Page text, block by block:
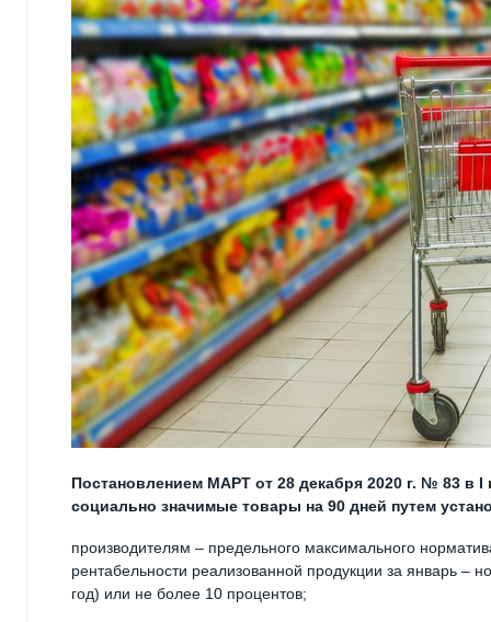
Постановлением МАРТ от 28 декабря 2020 г. № 83 в I
социально значимые товары на 90 дней путем
производителям – предельного максимального
рентабельности реализованной продукции за январь –
год) или не более 10 процентов;